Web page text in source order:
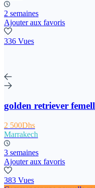
2 semaines
Ajouter aux favoris
336 Vues
golden retriever
2 500Dhs
Marrakech
3 semaines
Ajouter aux favoris
383 Vues